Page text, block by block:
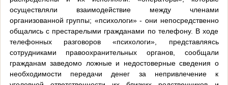
осуществляли взаимодействие между членами
организованной группы; «психологи» - они непосредственно
общались с престарелыми гражданами по телефону. В ходе
телефонных разговоров «психологи», представляясь
сотрудниками правоохранительных органов, сообщали
гражданам заведомо ложные и недостоверные сведения о
необходимости передачи денег за непривлечение к